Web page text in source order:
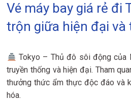
Vé máy bay giá rẻ đi
trộn giữa hiện đại và
Tokyo – Thủ đô sôi động của
truyền thống và hiện đại. Tham
thưởng thức ẩm thực độc đáo và
hóa.